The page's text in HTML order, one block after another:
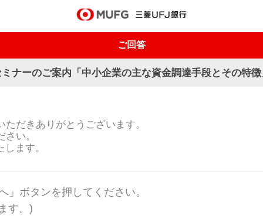
ご回答
ナーのご案内「中小企業の主な資金調達手段とその特
だきありがとうございます。
い。
ます。
」ボタンを押してください。
す。)